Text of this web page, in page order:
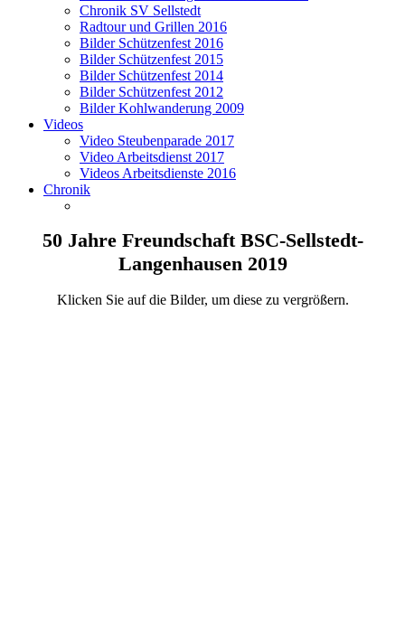
Chronik SV Sellstedt
Radtour und Grillen 2016
Bilder Schützenfest 2016
Bilder Schützenfest 2015
Bilder Schützenfest 2014
Bilder Schützenfest 2012
Bilder Kohlwanderung 2009
Videos
Video Steubenparade 2017
Video Arbeitsdienst 2017
Videos Arbeitsdienste 2016
Chronik
50 Jahre Freundschaft BSC-Sellstedt-
Langenhausen 2019
Klicken Sie auf die Bilder, um diese zu vergrößern.